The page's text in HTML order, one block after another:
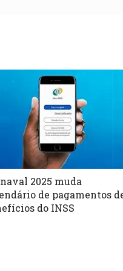
2025 muda
de pagamentos
do INSS